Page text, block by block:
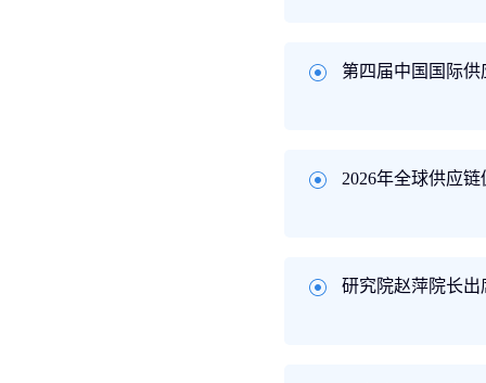
第四届中国国际
2026年全球供应
研究院赵萍院长